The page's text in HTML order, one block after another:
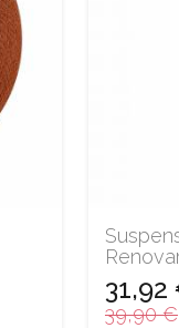
31,92
39,90 €